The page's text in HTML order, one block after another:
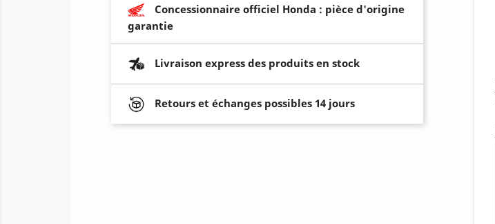
Concessionnaire officiel Honda : pièce d'origine
garantie
Livraison express des produits en stock
Retours et échanges possibles 14 jours